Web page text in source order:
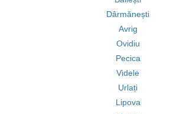
Dârmănești
Avrig
Ovidiu
Pecica
Videle
Urlați
Lipova